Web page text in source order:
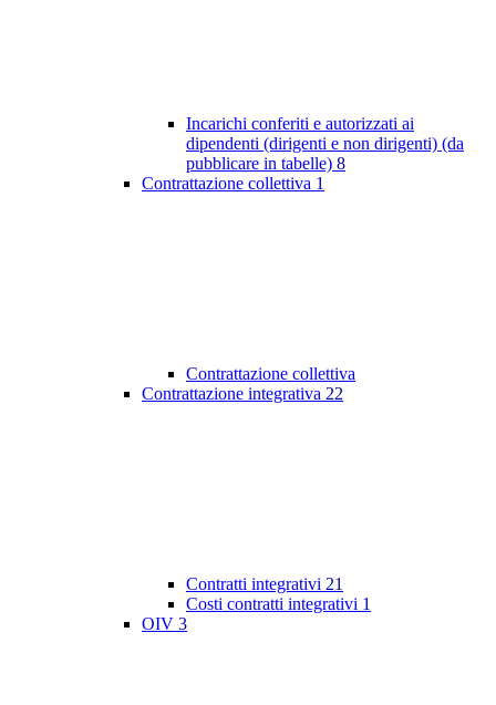
Incarichi conferiti e autorizzati ai
dipendenti (dirigenti e non dirigenti) (da
pubblicare in tabelle) 8
Contrattazione collettiva 1
Contrattazione collettiva
Contrattazione integrativa 22
Contratti integrativi 21
Costi contratti integrativi 1
OIV 3